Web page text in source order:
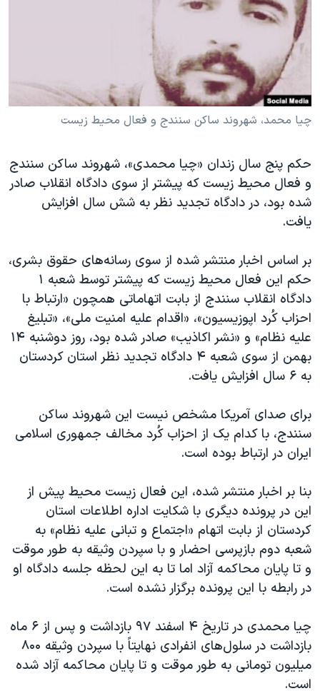
فرهنگ و زندگی
حقوق شهروندی
اقتصادی
علم و فناوری
اسرائیل در جنگ
آرشیو پخش زنده
مستندها
انتخابات ریاست جمهوری آمریکا ۲۰۲۴
حمله جمهوری اسلامی به اسرائیل
رمز مهسا
ورزش زنان در ایران
مجموعه مستندهای دادخواهی
تریبونال مردمی آبان ۹۸
دادگاه حمید نوری
قانون شفافیت دارائی کادر رهبری ایران
اعتراضات مردمی آبان ۹۸
اسرائیل در جنگ
نرگس محمدی برنده جایزه نوبل صلح
همایش محافظه‌کاران آمریکا «سی‌پک»
سفر پرزیدنت ترامپ به چین
دنبال کنید
زبانهای مختلف
چیا محمد، شهروند ساکن سنندج و فعال محیط زیست
حکم پنج سال زندان «چیا محمدی»، شهروند ساکن سنندج
و فعال محیط زیست که پیشتر از سوی دادگاه انقلاب صادر
شده بود، در دادگاه تجدید نظر به شش سال افزایش
یافت.
بر اساس اخبار منتشر شده از سوی رسانه‌های حقوق بشری،
حکم این فعال محیط زیست که پیشتر توسط شعبه ۱
دادگاه انقلاب سنندج از بابت اتهاماتی همچون «ارتباط با
احزاب کُرد اپوزیسیون»، «اقدام علیه امنیت ملی»، «تبلیغ
علیه نظام» و «نشر اکاذیب» صادر شده بود، روز دوشنبه ۱۴
بهمن از سوی شعبه ۴ دادگاه تجدید نظر استان کردستان
به ۶ سال افزایش یافت.
برای صدای آمریکا مشخص نیست این شهروند ساکن
سنندج، با کدام یک از احزاب کُرد مخالف جمهوری اسلامی
ایران در ارتباط بوده است.
بنا بر اخبار منتشر شده، این فعال زیست محیط پیش از
این در پرونده‌ دیگری با شکایت اداره اطلاعات استان
کردستان از بابت اتهام «اجتماع و تبانی علیه نظام» به
شعبه دوم بازپرسی احضار و با سپردن وثیقه به طور موقت
و تا پایان محاکمه آزاد اما تا به این لحظه جلسه دادگاه او
در رابطه با این پرونده برگزار نشده است.
چیا محمدی در تاریخ ۴ اسفند ۹۷ بازداشت و پس از ۶ ماه
بازداشت در سلول‌های انفرادی نهایتاً با سپردن وثیقه ۸۰۰
میلیون تومانی به طور موقت و تا پایان محاکمه آزاد شده
است.